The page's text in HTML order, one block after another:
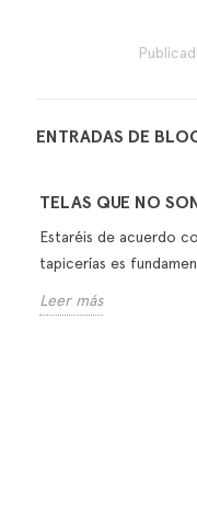
ENTRADAS DE
TELAS QUE NO
Estaréis de acuerdo
tapicerías es
Leer más